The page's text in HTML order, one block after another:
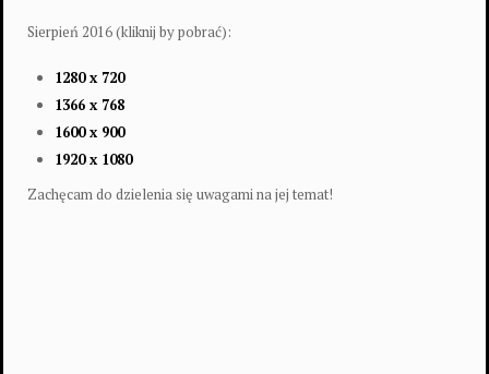
Sierpień 2016 (kliknij by pobrać):
1280 x 720
1366 x 768
1600 x 900
1920 x 1080
Zachęcam do dzielenia się uwagami na jej temat!